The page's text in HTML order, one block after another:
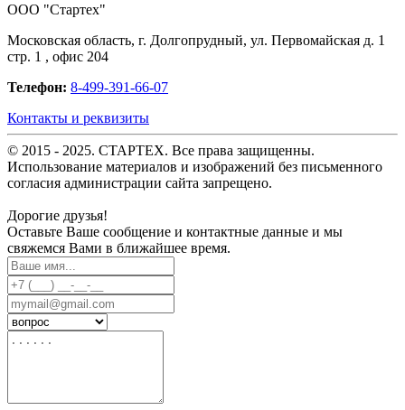
OOO "Стартех"
Московская область, г. Долгопрудный, ул. Первомайская д. 1
стр. 1 , офис 204
Телефон: 8-499-391-66-07
Контакты и реквизиты
© 2015 - 2025. СТАРТЕХ. Все права защищенны.
Использование материалов и изображений без письменного
согласия администрации сайта запрещено.
Дорогие друзья!
Оставьте Ваше сообщение и контактные данные и мы
свяжемся Вами в ближайшее время.